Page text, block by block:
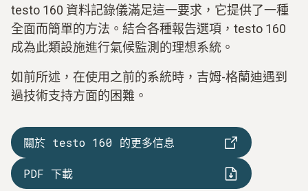
testo 160 資料記錄儀滿足這一要求，它提供了一種
全面而簡單的方法。結合各種報告選項，testo 160
成為此類設施進行氣候監測的理想系統。
如前所述，在使用之前的系統時，吉姆-格蘭迪遇到
過技術支持方面的困難。
關於 testo 160 的更多信息
PDF 下載